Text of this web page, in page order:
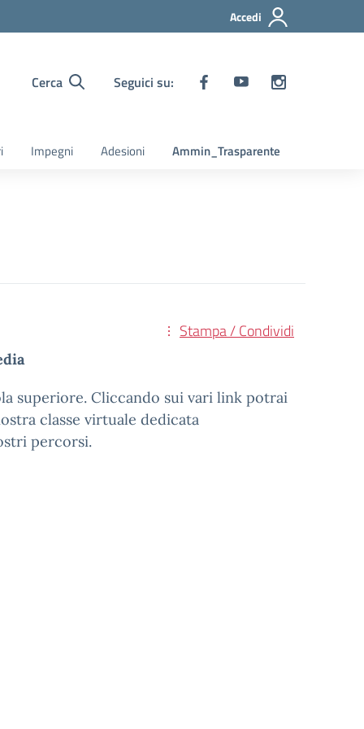
Accedi
Cerca Seguici su:
Impegni Adesioni Ammin_Trasparente
Stampa / Condividi
superiore. Cliccando sui vari link potrai
classe virtuale dedicata
percorsi.